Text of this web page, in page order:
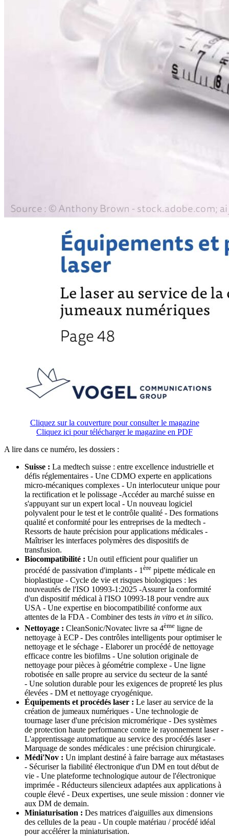
Cliquez sur la couverture pour consulter le magazine
Cliquez ici pour télécharger le magazine en PDF
A lire dans ce numéro, les dossiers :
Suisse : La medtech suisse : entre excellence industrielle et
défis réglementaires - Une CDMO experte en applications
micro-mécaniques complexes - Un interlocuteur unique pour
la rectification et le polissage -Accéder au marché suisse en
s'appuyant sur un expert local - Un nouveau logiciel
polyvalent pour le test et le contrôle qualité - Des formations
qualité et conformité pour les entreprises de la medtech -
Ressorts de haute précision pour applications médicales -
Maîtriser les interfaces polymères des dispositifs de
transfusion.
Biocompatibilité : Un outil efficient pour qualifier un
procédé de passivation d'implants - 1ère pipette médicale en
bioplastique - Cycle de vie et risques biologiques : les
nouveautés de l'ISO 10993-1:2025 -Assurer la conformité
d'un dispositif médical à l'ISO 10993-18 pour vendre aux
USA - Une expertise en biocompatibilité conforme aux
attentes de la FDA - Combiner des tests in vitro et in silico.
Nettoyage : CleanSonic/Novatec livre sa 4ème ligne de
nettoyage à ECP - Des contrôles intelligents pour optimiser le
nettoyage et le séchage - Elaborer un procédé de nettoyage
efficace contre les biofilms - Une solution originale de
nettoyage pour pièces à géométrie complexe - Une ligne
robotisée en salle propre au service du secteur de la santé
- Une solution durable pour les exigences de propreté les plus
élevées - DM et nettoyage cryogénique.
Équipements et procédés laser : Le laser au service de la
création de jumeaux numériques - Une technologie de
tournage laser d'une précision micromérique - Des systèmes
de protection haute performance contre le rayonnement laser -
L'apprentissage automatique au service des procédés laser -
Marquage de sondes médicales : une précision chirurgicale.
Médi'Nov : Un implant destiné à faire barrage aux métastases
- Sécuriser la fiabilité électronique d'un DM en tout début de
vie - Une plateforme technologique autour de l'électronique
imprimée - Réducteurs silencieux adaptées aux applications à
couple élevé - Deux expertises, une seule mission : donner vie
aux DM de demain.
Miniaturisation : Des matrices d'aiguilles aux dimensions
des cellules de la peau - Un couple matériau / procédé idéal
pour accélérer la miniaturisation.